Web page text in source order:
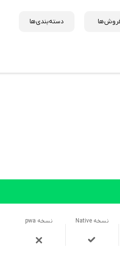
دسته‌بندی‌ها
نسخه Native نسخه pwa